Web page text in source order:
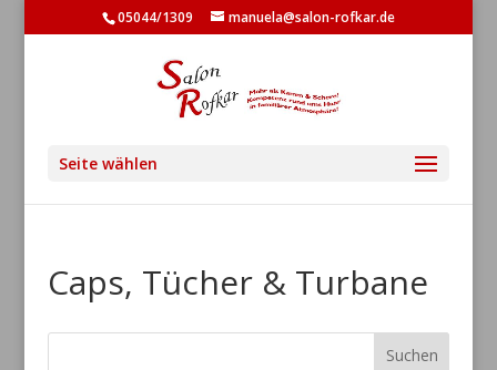
05044/1309 manuela@salon-rofkar.de
Seite wählen
Caps, Tücher & Turbane